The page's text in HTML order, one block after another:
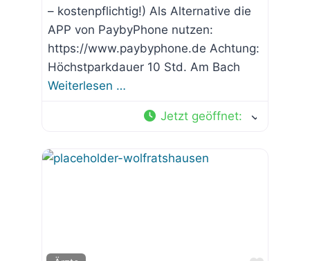
– kostenpflichtig!) Als Alternative die
APP von PaybyPhone nutzen:
https://www.paybyphone.de Achtung:
Höchstparkdauer 10 Std. Am Bach
Weiterlesen …
Jetzt geöffnet: